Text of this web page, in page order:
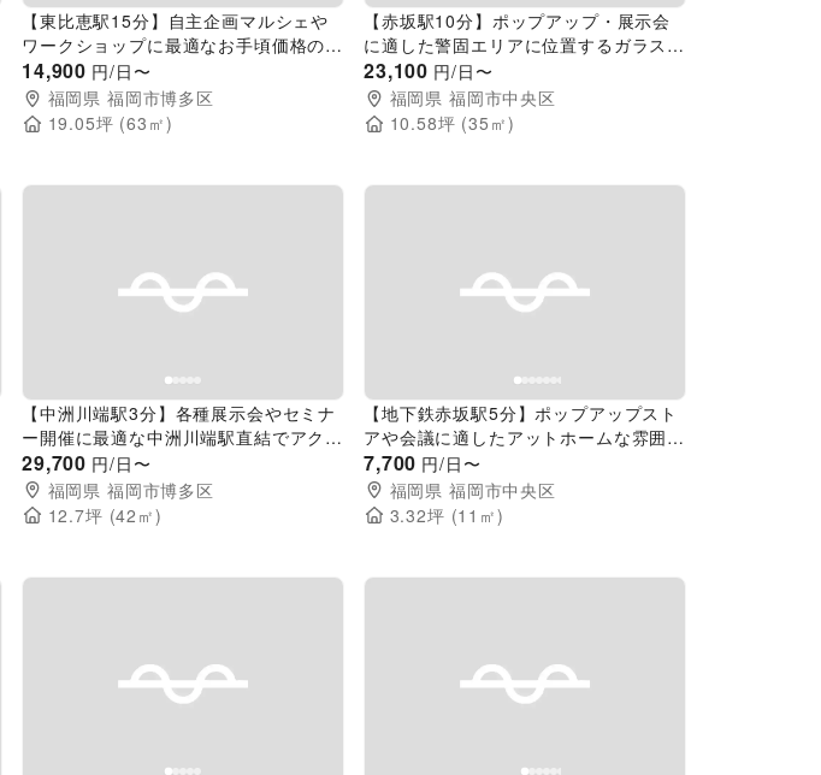
【東比恵駅15分】自主企画マルシェや
ワークショップに最適なお手頃価格のレ
ンタルスペース「Community」／敷地
全体の貸切イベント開催も可能！
14,900 円/日〜
福岡県 福岡市博多区
19.05坪 (63 ㎡)
【赤坂駅10分】ポップアップ・展示会
に適した警固エリアに位置するガラス張
り路面のスペース
23,100 円/日〜
福岡県 福岡市中央区
10.58坪 (35 ㎡)
Previous slide
【中洲川端駅3分】各種展示会やセミナ
ー開催に最適な中洲川端駅直結でアクセ
ス抜群のレンタルスペース
29,700 円/日〜
福岡県 福岡市博多区
12.7坪 (42 ㎡)
Previous slide
【地下鉄赤坂駅5分】ポップアップスト
アや会議に適したアットホームな雰囲気
のレンタルスペース
7,700 円/日〜
福岡県 福岡市中央区
3.32坪 (11 ㎡)
Previous slide Previous slide